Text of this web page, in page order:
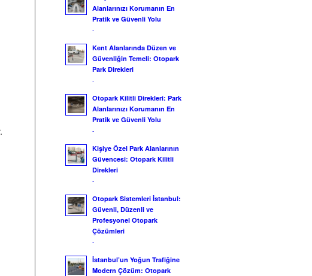
Alanlarınızı Korumanın En
Pratik ve Güvenli Yolu
-
Kent Alanlarında Düzen ve
Güvenliğin Temeli: Otopark
Park Direkleri
-
Otopark Kilitli Direkleri: Park
Alanlarınızı Korumanın En
Pratik ve Güvenli Yolu
-
Kişiye Özel Park Alanlarının
Güvencesi: Otopark Kilitli
Direkleri
-
Otopark Sistemleri İstanbul:
Güvenli, Düzenli ve
Profesyonel Otopark
Çözümleri
-
İstanbul’un Yoğun Trafiğine
Modern Çözüm: Otopark